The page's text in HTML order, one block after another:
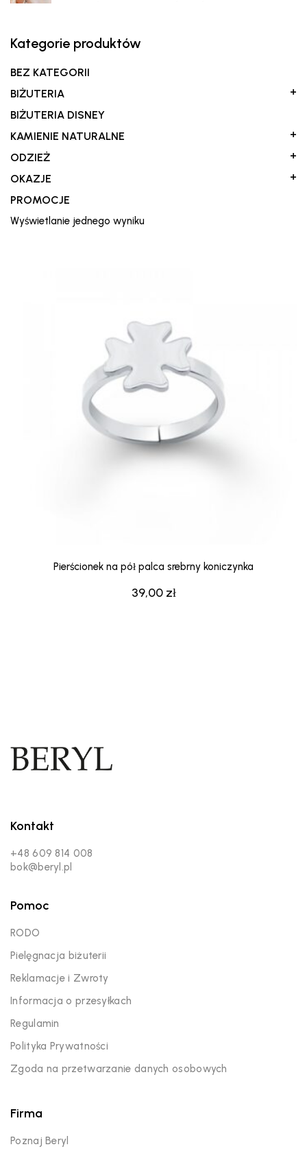
Wyświetlanie jednego wyniku
39,00 zł
Pierścionek na pół palca srebrny koniczynka
Kategorie produktów
BEZ KATEGORII
BIŻUTERIA
+
BIŻUTERIA DISNEY
KAMIENIE NATURALNE
+
ODZIEŻ
+
OKAZJE
+
PROMOCJE
Kontakt
+48 609 814 008
bok@beryl.pl
Pomoc
RODO
Pielęgnacja biżuterii
Reklamacje i Zwroty
Informacja o przesyłkach
Regulamin
Polityka Prywatności
Zgoda na przetwarzanie danych osobowych
Firma
Poznaj Beryl